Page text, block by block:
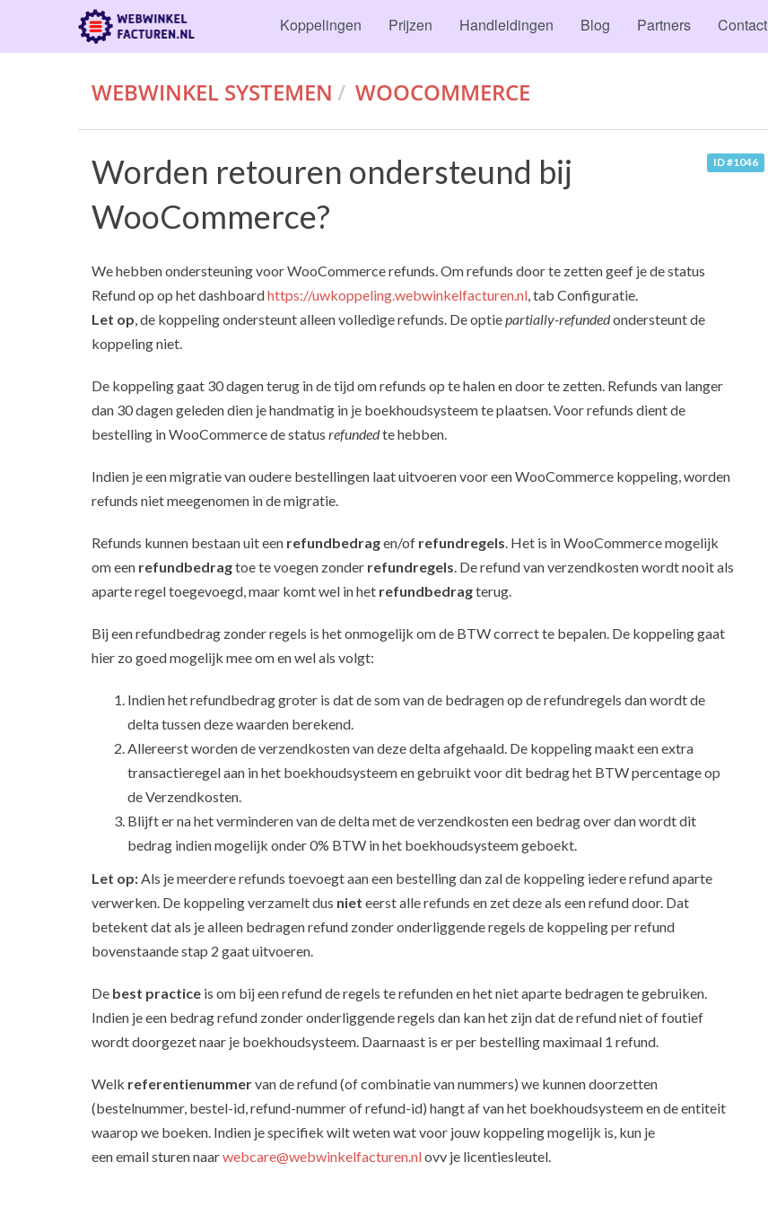
Koppelingen Prijzen Handleidingen Blog Partners Contact
WEBWINKEL SYSTEMEN WOOCOMMERCE
ID #1046
Worden retouren ondersteund bij
WooCommerce?
We hebben ondersteuning voor WooCommerce refunds. Om refunds door te zetten geef je de status
Refund op op het dashboardhttps://uwkoppeling.webwinkelfacturen.nl, tab Configuratie.
Let op, de koppeling ondersteunt alleen volledige refunds. De optiepartially-refundedondersteunt de
koppeling niet.
De koppeling gaat 30 dagen terug in de tijd om refunds op te halen en door te zetten. Refunds van langer
dan 30 dagen geleden dien je handmatig in je boekhoudsysteem te plaatsen. Voor refunds dient de
bestelling in WooCommerce de status refundedte hebben.
Indien je een migratie van oudere bestellingen laat uitvoeren voor een WooCommerce koppeling, worden
refunds niet meegenomen in de migratie.
Refunds kunnen bestaan uit een refundbedragen/of refundregels. Het is in WooCommerce mogelijk
om een refundbedragtoe te voegen zonder refundregels. De refund van verzendkosten wordt nooit als
aparte regel toegevoegd, maar komt wel in het refundbedragterug.
Bij een refundbedrag zonder regels is het onmogelijk om de BTW correct te bepalen. De koppeling gaat
hier zo goed mogelijk mee om en wel als volgt:
Indien het refundbedrag groter is dat de som van de bedragen op de refundregels dan wordt de
delta tussen deze waarden berekend.
Allereerst worden de verzendkosten van deze delta afgehaald. De koppeling maakt een extra
transactieregel aan in het boekhoudsysteem en gebruikt voor dit bedrag het BTW percentage op
de Verzendkosten.
Blijft er na het verminderen van de delta met de verzendkosten een bedrag over dan wordt dit
bedrag indien mogelijk onder 0% BTW in het boekhoudsysteem geboekt.
Let op:Als je meerdere refunds toevoegt aan een bestelling dan zal de koppeling iedere refund aparte
verwerken. De koppeling verzamelt dus niet eerst alle refunds en zet deze als een refund door. Dat
betekent dat als je alleen bedragen refund zonder onderliggende regels de koppeling per refund
bovenstaande stap 2 gaat uitvoeren.
De best practice is om bij een refund de regels te refunden en het niet aparte bedragen te gebruiken.
Indien je een bedrag refund zonder onderliggende regels dan kan het zijn dat de refund niet of foutief
wordt doorgezet naar je boekhoudsysteem. Daarnaast is er per bestelling maximaal 1 refund.
Welk referentienummervan de refund (of combinatie van nummers) we kunnen doorzetten
(bestelnummer, bestel-id, refund-nummer of refund-id) hangt af van het boekhoudsysteem en de entiteit
waarop we boeken. Indien je specifiek wilt weten wat voor jouw koppeling mogelijk is, kun je
een email sturen naarwebcare@webwinkelfacturen.nlovv je licentiesleutel.